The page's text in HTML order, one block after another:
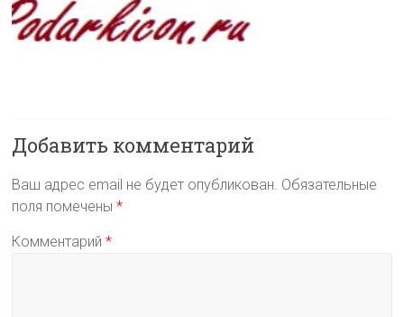
Добавить комментарий
Ваш адрес email не будет опубликован. Обязательные
поля помечены*
Комментарий*